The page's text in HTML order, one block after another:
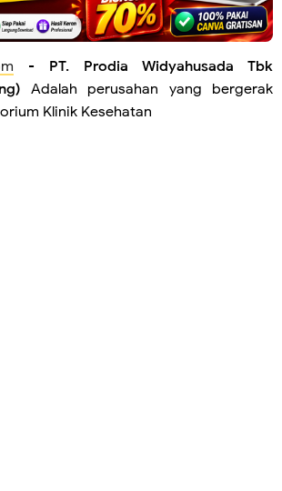
- PT. Prodia Widyahusada Tbk
Adalah perusahan yang bergerak
Klinik Kesehatan